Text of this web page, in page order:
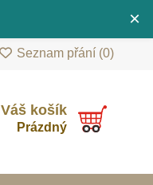
×
Seznam přání (0)
Váš košík
Prázdný